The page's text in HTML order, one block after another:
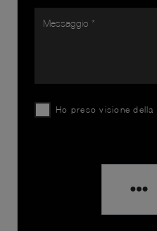
Ho preso visione della